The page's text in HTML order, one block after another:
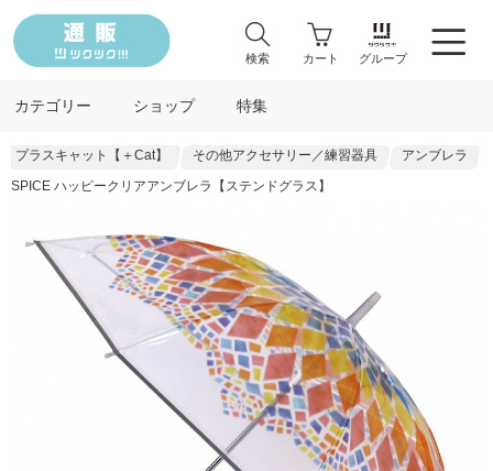
検索 カート グループ
カテゴリー ショップ 特集
プラスキャット【＋Cat】 その他アクセサリー／練習器具
アンブレラ
SPICE ハッピークリアアンブレラ【ステンドグラス】